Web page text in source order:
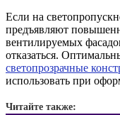
Если на
предъявляют
вентилируемых
отказаться.
светопрозрачные
использовать при
Читайте также: